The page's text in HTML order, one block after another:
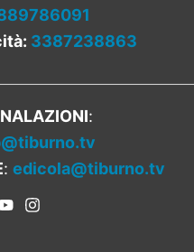
3387238863
:
: edicola@tiburno.tv